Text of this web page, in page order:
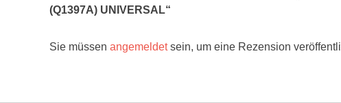
(Q1397A) UNIVERSAL“
Sie müssen angemeldetsein, um eine Rezension